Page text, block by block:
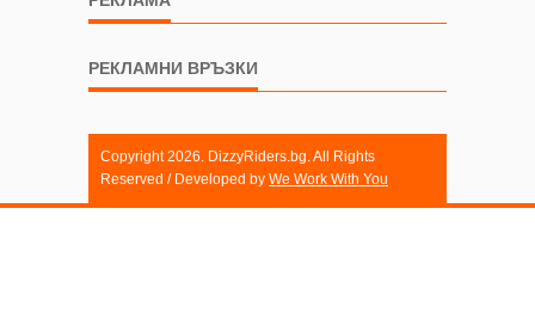
РЕКЛАМНИ ВРЪЗКИ
Copyright 2026. DizzyRiders.bg. All Rights
Reserved / Developed by We Work With You